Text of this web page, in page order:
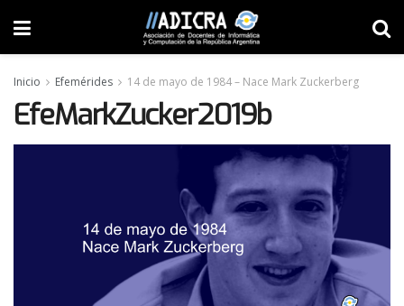
Inicio Efemérides 14 de mayo de 1984 – Nace Mark Zuckerberg
EfeMarkZucker2019b